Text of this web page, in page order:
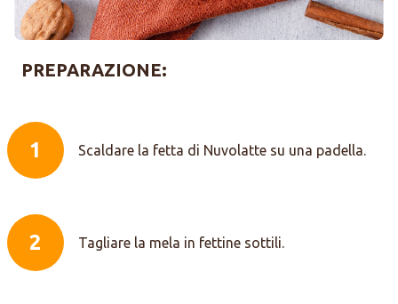
PREPARAZIONE:
1 Scaldare la fetta di Nuvolatte su una padella.
2 Tagliare la mela in fettine sottili.